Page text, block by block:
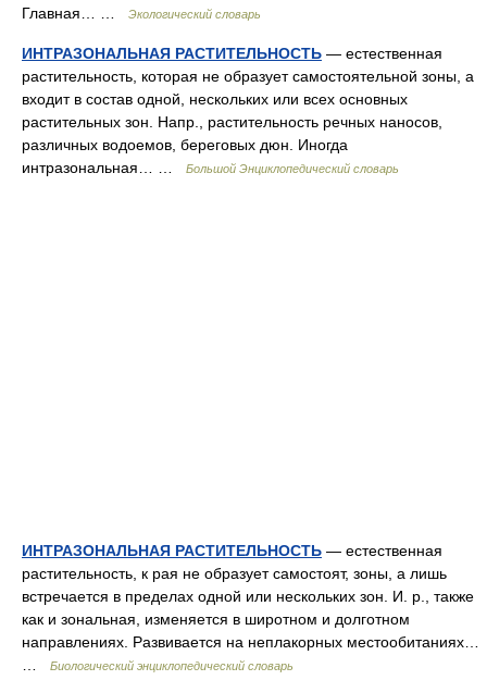
Главная… …
Экологический словарь
ИНТРАЗОНАЛЬНАЯ РАСТИТЕЛЬНОСТЬ — естественная
растительность, которая не образует самостоятельной зоны, а
входит в состав одной, нескольких или всех основных
растительных зон. Напр., растительность речных наносов,
различных водоемов, береговых дюн. Иногда
интразональная… …
Большой Энциклопедический словарь
ИНТРАЗОНАЛЬНАЯ РАСТИТЕЛЬНОСТЬ — естественная
растительность, к рая не образует самостоят, зоны, а лишь
встречается в пределах одной или нескольких зон. И. р., также
как и зональная, изменяется в широтном и долготном
направлениях. Развивается на неплакорных местообитаниях…
Биологический энциклопедический словарь